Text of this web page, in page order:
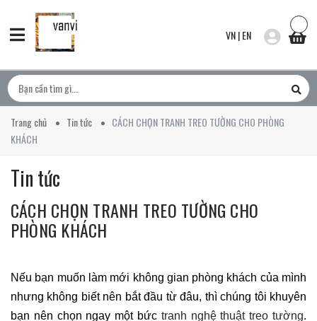
VN|EN
Trang chủ Tin tức
CÁCH CHỌN TRANH TREO TƯỜNG CHO PHÒNG
KHÁCH
Tin tức
CÁCH CHỌN TRANH TREO TƯỜNG CHO
PHÒNG KHÁCH
Nếu bạn muốn làm mới không gian phòng khách của mình
nhưng không biết nên bắt đầu từ đâu, thì chúng tôi khuyên
bạn nên chọn ngay một bức tranh nghệ thuật treo tường.